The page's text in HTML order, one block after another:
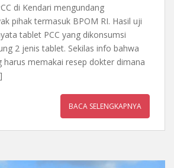
di Kendari mengundang
pihak termasuk BPOM RI. Hasil uji
tablet PCC yang dikonsumsi
2 jenis tablet. Sekilas info bahwa
harus memakai resep dokter dimana
BACA SELENGKAPNYA